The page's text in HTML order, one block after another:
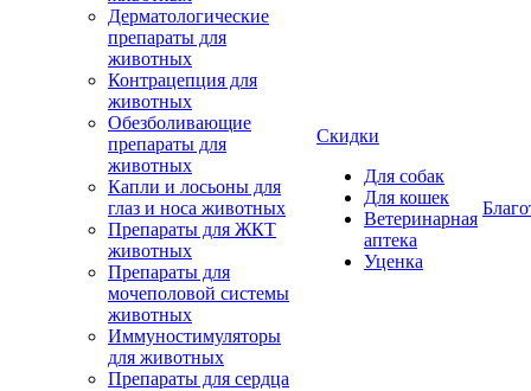
Дерматологические
препараты для
животных
Контрацепция для
животных
Обезболивающие
препараты для
животных
Капли и лосьоны для
глаз и носа животных
Препараты для ЖКТ
животных
Препараты для
мочеполовой системы
животных
Иммуностимуляторы
для животных
Препараты для сердца
Скидки
Для собак
Для кошек
Ветеринарная
аптека
Уценка